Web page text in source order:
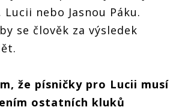
nebo Jasnou Páku.
se člověk za výsledek
že písničky pro Lucii musí
ostatních kluků